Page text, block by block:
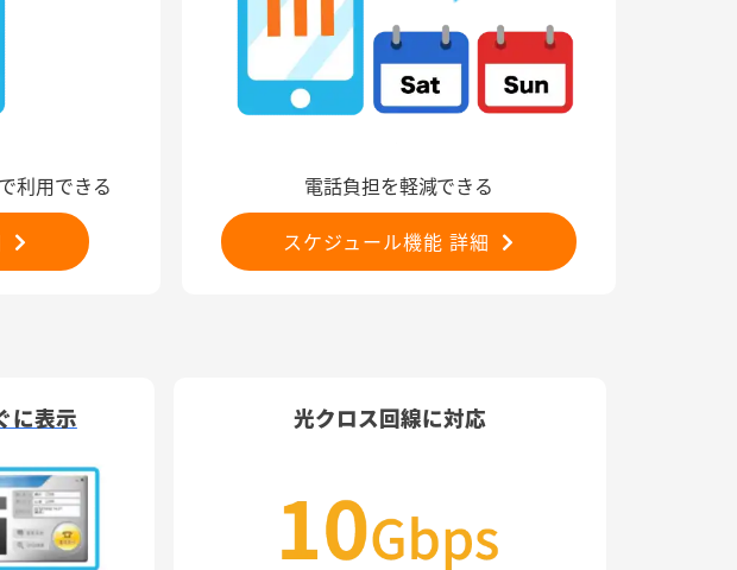
利用できる
電話負担を軽減できる
スケジュール機能 詳細
に表示 光クロス回線に対応